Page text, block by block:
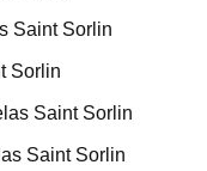
Saint Sorlin
Sorlin
Saint Sorlin
Saint Sorlin